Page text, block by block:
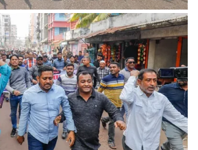
নতুন মাত্রা যোগ হবে: ১২–দলীয় জোট